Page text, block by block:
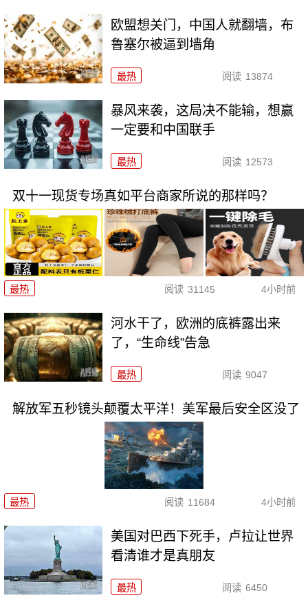
欧盟想关门，中国人就翻墙，布
鲁塞尔被逼到墙角
最热 阅读 13874
暴风来袭，这局决不能输，想赢
一定要和中国联手
最热 阅读 12573
双十一现货专场真如平台商家所说的那样吗？
最热 阅读 31145 4小时前
河水干了，欧洲的底裤露出来
了，“生命线”告急
最热 阅读 9047
解放军五秒镜头颠覆太平洋！美军最后安全区没了
最热 阅读 11684 4小时前
美国对巴西下死手，卢拉让世界
看清谁才是真朋友
最热 阅读 6450